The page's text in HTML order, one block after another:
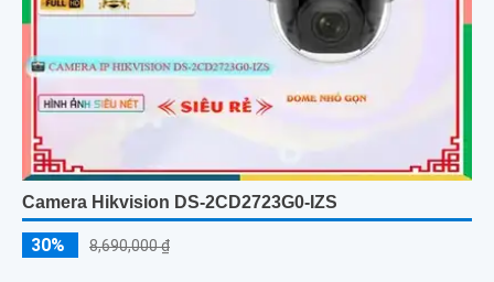
Camera Hikvision DS-2CD2723G0-IZS
30% 8,690,000 ₫